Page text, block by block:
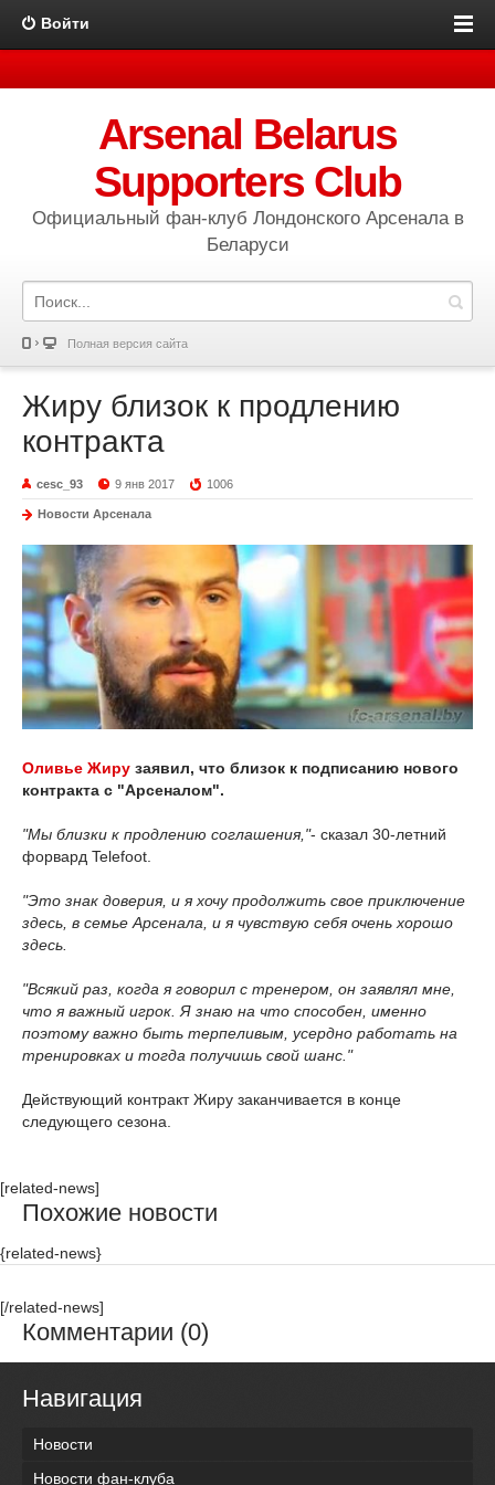
Войти
Arsenal Belarus
Supporters Club
Официальный фан-клуб Лондонского Арсенала в
Беларуси
Полная версия сайта
Жиру близок к продлению
контракта
cesc_93 9 янв 2017 1006
Новости Арсенала
Оливье Жиру заявил, что близок к подписанию нового
контракта с "Арсеналом".
"Мы близки к продлению соглашения,"- сказал 30-летний
форвард Telefoot.
"Это знак доверия, и я хочу продолжить свое приключение
здесь, в семье Арсенала, и я чувствую себя очень хорошо
здесь.
"Всякий раз, когда я говорил с тренером, он заявлял мне,
что я важный игрок. Я знаю на что способен, именно
поэтому важно быть терпеливым, усердно работать на
тренировках и тогда получишь свой шанс."
Действующий контракт Жиру заканчивается в конце
следующего сезона.
[related-news]
Похожие новости
{related-news}
[/related-news]
Комментарии (0)
Навигация
Новости
Новости фан-клуба